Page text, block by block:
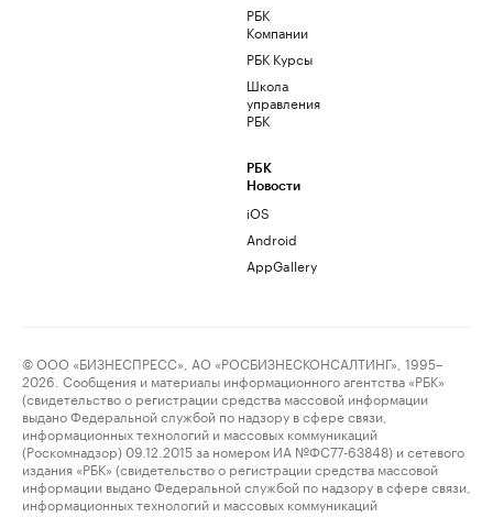
РБК
Компании
РБК Курсы
Школа
управления
РБК
РБК
Новости
iOS
Android
AppGallery
© ООО «БИЗНЕСПРЕСС», АО «РОСБИЗНЕСКОНСАЛТИНГ», 1995–
2026. Сообщения и материалы информационного агентства «РБК»
(свидетельство о регистрации средства массовой информации
выдано Федеральной службой по надзору в сфере связи,
информационных технологий и массовых коммуникаций
(Роскомнадзор) 09.12.2015 за номером ИА №ФС77-63848) и сетевого
издания «РБК» (свидетельство о регистрации средства массовой
информации выдано Федеральной службой по надзору в сфере связи,
информационных технологий и массовых коммуникаций